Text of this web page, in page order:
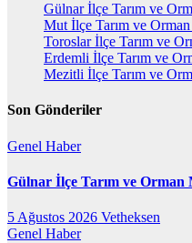
Gülnar İlçe Tarım ve
Mut İlçe Tarım ve
Toroslar İlçe Tarım ve
Erdemli İlçe Tarım ve
Mezitli İlçe Tarım ve
Son Gönderiler
Genel Haber
Gülnar İlçe Tarım ve
5 Ağustos 2026 Vetheksen
Genel Haber